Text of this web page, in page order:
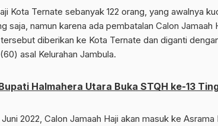
Kota Ternate sebanyak 122 orang, yang awalnya
saja, namun karena ada pembatalan Calon
diberikan ke Kota Ternate dan diganti
asal Kelurahan Jambula.
Halmahera Utara Buka STQH ke-13
2022, Calon Jamaah Haji akan masuk ke